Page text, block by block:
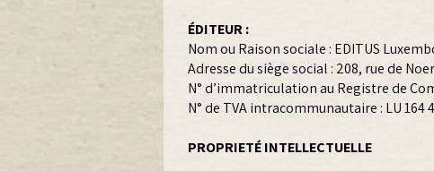
ÉDITEUR :
Nom ou Raison sociale : EDITUS
Adresse du siège social : 208, rue de
N° d’immatriculation au Registre de
N° de TVA intracommunautaire : LU 164
PROPRIETÉ INTELLECTUELLE